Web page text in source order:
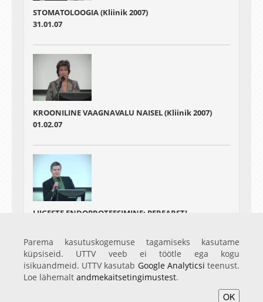
STOMATOLOOGIA (Kliinik 2007)
31.01.07
KROONILINE VAAGNAVALU NAISEL (Kliinik 2007)
01.02.07
LIIGESTE ENDOPROTEESIMINE: PEREARSTI,
01.02.07
Parema kasutuskogemuse tagamiseks kasutame
küpsiseid. UTTV veeb ei töötle ega kogu
isikuandmeid. UTTV kasutab Google Analyticsi teenust.
Loe lähemalt andmekaitsetingimustest.
OK